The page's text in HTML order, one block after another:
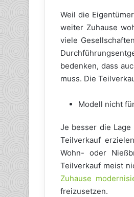
Weil die
weiter Zuhause
viele
bedenken, dass
muss. Die
Modell nicht
Je besser die
Teilverkauf
Wohn- oder
Teilverkauf meist
Zuhause
freizusetzen.